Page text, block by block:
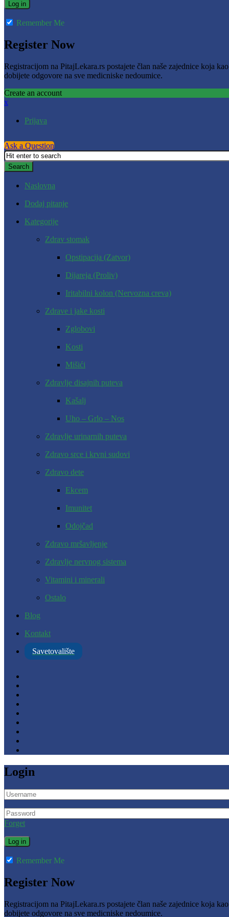
Remember Me
Register Now
Registracijom na PitajLekara.rs postajete član naše zajednice koja
dobijete odgovore na sve medicniske nedoumice.
Create an account
x
Prijava
Ask a Question
Naslovna
Dodaj pitanje
Kategorije
Zdrav stomak
Opstipacija (Zatvor)
Dijareja (Proliv)
Iritabilni kolon (Nervozna creva)
Zdrave i jake kosti
Zglobovi
Kosti
Mišići
Zdravlje disajnih puteva
Kašalj
Uho – Grlo – Nos
Zdravlje urinarnih puteva
Zdravo srce i krvni sudovi
Zdravo dete
Ekcem
Imunitet
Odojčad
Zdravo mršavljenje
Zdravlje nervnog sistema
Vitamini i minerali
Ostalo
Blog
Kontakt
Savetovalište
Login
Forget
Remember Me
Register Now
Registracijom na PitajLekara.rs postajete član naše zajednice koja
dobijete odgovore na sve medicniske nedoumice.